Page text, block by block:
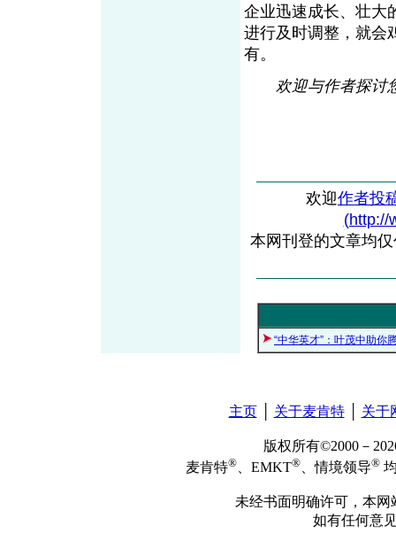
企业迅速成长、壮大
进行及时调整，就会
有。
欢迎与作者探讨您
欢迎作者投
(http://
本网刊登的文章均
“中华英才”：叶茂中助你
主页│ 关于麦肯特│ 关于
版权所有©2000－
麦肯特® 、EMKT® 、情境领导®
未经书面明确许可，本
如有任何意